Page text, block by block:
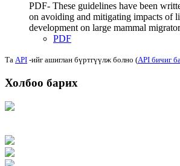
PDF- These guidelines have been
on avoiding and mitigating impacts of
development on large mammal
PDF
Та API -ийг ашиглан бүртгүүлж болно (API бичиг
Холбоо барих